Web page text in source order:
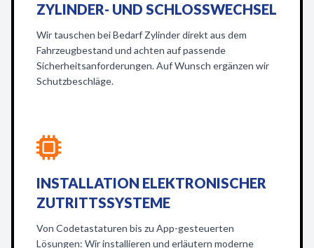
ZYLINDER- UND SCHLOSSWECHSEL
Wir tauschen bei Bedarf Zylinder direkt aus dem
Fahrzeugbestand und achten auf passende
Sicherheitsanforderungen. Auf Wunsch ergänzen wir
Schutzbeschläge.
INSTALLATION ELEKTRONISCHER
ZUTRITTSSYSTEME
Von Codetastaturen bis zu App-gesteuerten
Lösungen: Wir installieren und erläutern moderne